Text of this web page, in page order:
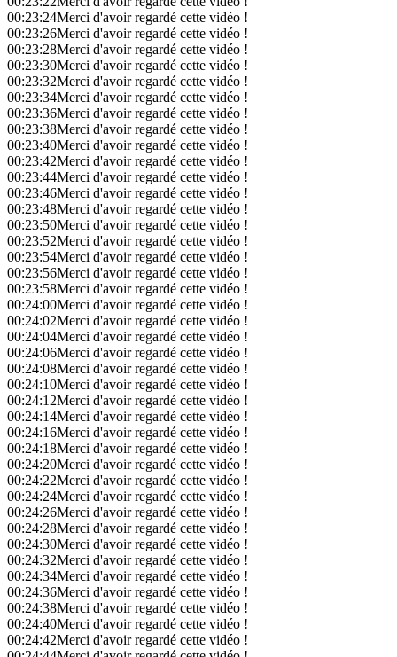
00:23:24Merci d'avoir regardé cette vidéo !
00:23:26Merci d'avoir regardé cette vidéo !
00:23:28Merci d'avoir regardé cette vidéo !
00:23:30Merci d'avoir regardé cette vidéo !
00:23:32Merci d'avoir regardé cette vidéo !
00:23:34Merci d'avoir regardé cette vidéo !
00:23:36Merci d'avoir regardé cette vidéo !
00:23:38Merci d'avoir regardé cette vidéo !
00:23:40Merci d'avoir regardé cette vidéo !
00:23:42Merci d'avoir regardé cette vidéo !
00:23:44Merci d'avoir regardé cette vidéo !
00:23:46Merci d'avoir regardé cette vidéo !
00:23:48Merci d'avoir regardé cette vidéo !
00:23:50Merci d'avoir regardé cette vidéo !
00:23:52Merci d'avoir regardé cette vidéo !
00:23:54Merci d'avoir regardé cette vidéo !
00:23:56Merci d'avoir regardé cette vidéo !
00:23:58Merci d'avoir regardé cette vidéo !
00:24:00Merci d'avoir regardé cette vidéo !
00:24:02Merci d'avoir regardé cette vidéo !
00:24:04Merci d'avoir regardé cette vidéo !
00:24:06Merci d'avoir regardé cette vidéo !
00:24:08Merci d'avoir regardé cette vidéo !
00:24:10Merci d'avoir regardé cette vidéo !
00:24:12Merci d'avoir regardé cette vidéo !
00:24:14Merci d'avoir regardé cette vidéo !
00:24:16Merci d'avoir regardé cette vidéo !
00:24:18Merci d'avoir regardé cette vidéo !
00:24:20Merci d'avoir regardé cette vidéo !
00:24:22Merci d'avoir regardé cette vidéo !
00:24:24Merci d'avoir regardé cette vidéo !
00:24:26Merci d'avoir regardé cette vidéo !
00:24:28Merci d'avoir regardé cette vidéo !
00:24:30Merci d'avoir regardé cette vidéo !
00:24:32Merci d'avoir regardé cette vidéo !
00:24:34Merci d'avoir regardé cette vidéo !
00:24:36Merci d'avoir regardé cette vidéo !
00:24:38Merci d'avoir regardé cette vidéo !
00:24:40Merci d'avoir regardé cette vidéo !
00:24:42Merci d'avoir regardé cette vidéo !